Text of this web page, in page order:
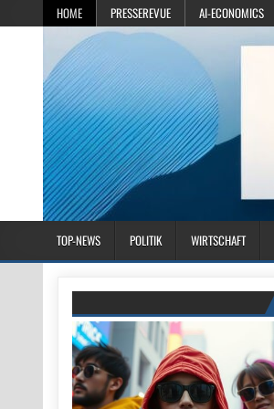
HOME PRESSEREVUE AI-ECONOMICS
TOP-NEWS POLITIK WIRTSCHAFT